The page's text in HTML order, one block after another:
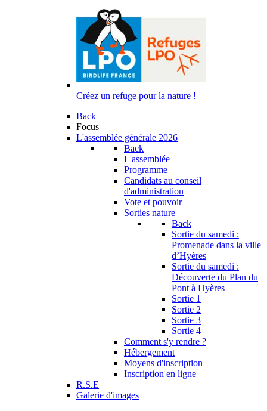
Créez un refuge pour la nature !
Back
Focus
L'assemblée générale 2026
Back
L'assemblée
Programme
Candidats au conseil
d'administration
Vote et pouvoir
Sorties nature
Back
Sortie du samedi :
Promenade dans la ville
d’Hyères
Sortie du samedi :
Découverte du Plan du
Pont à Hyères
Sortie 1
Sortie 2
Sortie 3
Sortie 4
Comment s'y rendre ?
Hébergement
Moyens d'inscription
Inscription en ligne
R.S.E
Galerie d'images